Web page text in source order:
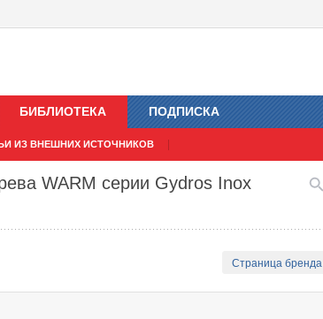
БИБЛИОТЕКА
ИЗ ВНЕШНИХ ИСТОЧНИКОВ
ПОДПИСКА
WARM серии Gydros Inox
Страница бренда